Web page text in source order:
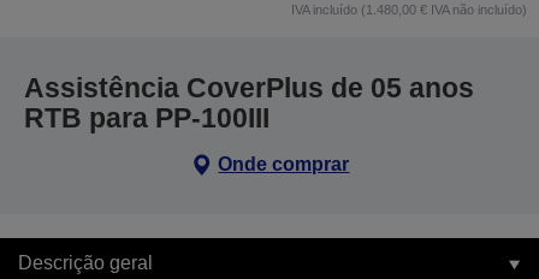
IVA incluído (1.480,00 € IVA não incluído)
Assistência CoverPlus de 05 anos
RTB para PP-100III
Onde comprar
Descrição geral